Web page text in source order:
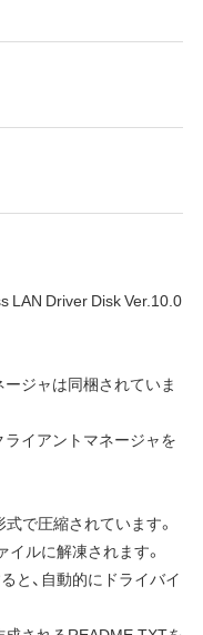
LAN Driver Disk Ver.10.0
ジャは同梱されていま
ライアントマネージャを
で圧縮されています。
ルに解凍されます。
と、自動的にドライバイ